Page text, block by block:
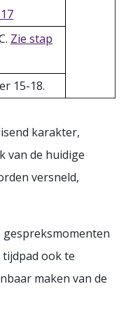
Zie stap
15-18.
karakter,
van de huidige
versneld,
ook te
maken van de